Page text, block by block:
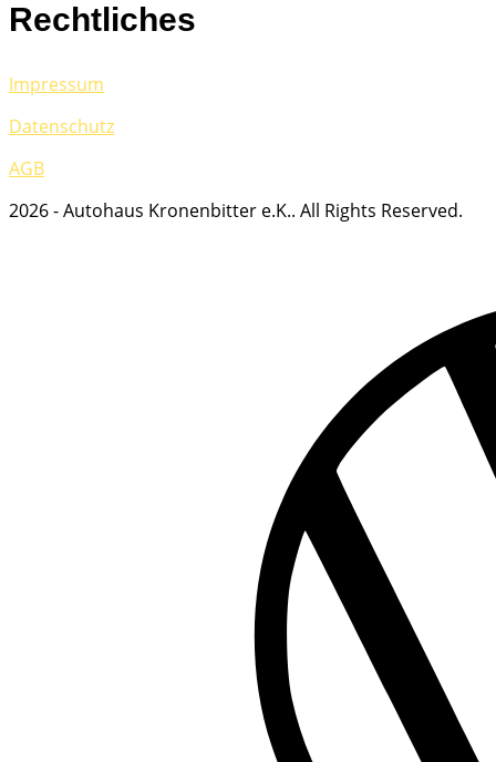
Rechtliches
Impressum
Datenschutz
AGB
2026 - Autohaus Kronenbitter e.K.. All Rights Reserved.